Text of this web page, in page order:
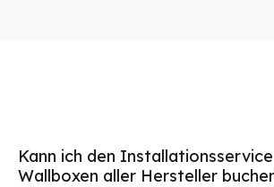
Kann ich den
Wallboxen aller Hersteller